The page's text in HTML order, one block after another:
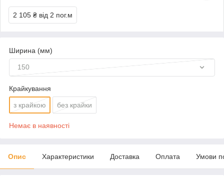
2 105 ₴ від 2 пог.м
Ширина (мм)
150
Крайкування
з крайкою без крайки
Немає в наявності
Опис Характеристики Доставка Оплата Умови